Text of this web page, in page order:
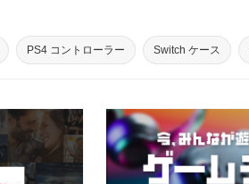
PS4 コントローラー Switch ケース